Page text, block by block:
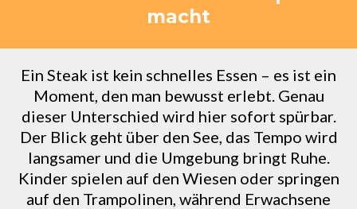
macht
Ein Steak ist kein schnelles Essen – es ist ein
Moment, den man bewusst erlebt. Genau
dieser Unterschied wird hier sofort spürbar.
Der Blick geht über den See, das Tempo wird
langsamer und die Umgebung bringt Ruhe.
Kinder spielen auf den Wiesen oder springen
auf den Trampolinen, während Erwachsene